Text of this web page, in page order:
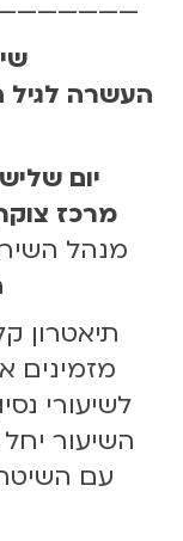
העשרה לגיל
יום שלישי ה-19.6.18
מרכז צוקר,
מנהל
תיאטרון
מזמינים
לשיעורי
השיעור
עם